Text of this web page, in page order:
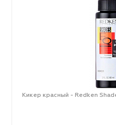
Кикер красный - Redken